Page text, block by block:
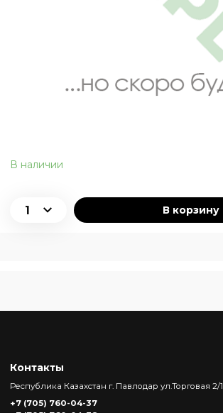
В наличии
В корзину
Контакты
Республика Казахстан г. Павлодар ул.Торговая 2/1
+7 (705) 760-04-37